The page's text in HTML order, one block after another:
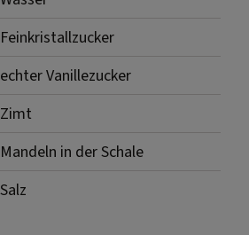
Feinkristallzucker
echter Vanillezucker
Zimt
Mandeln in der Schale
Salz